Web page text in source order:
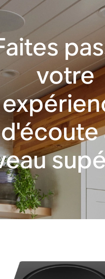
votre
d'écoute